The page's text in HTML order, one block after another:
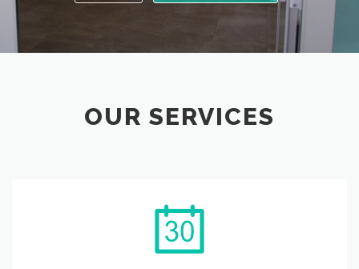
OUR SERVICES